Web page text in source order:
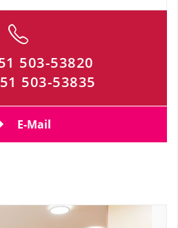
503-53820
503-53835
E-Mail